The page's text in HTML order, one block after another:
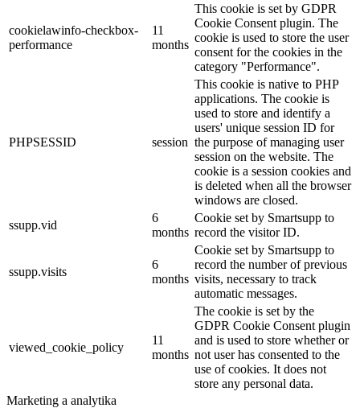
cookielawinfo-checkbox-
performance
11
months
This cookie is set by GDPR
Cookie Consent plugin. The
cookie is used to store the user
consent for the cookies in the
category "Performance".
PHPSESSID session
This cookie is native to PHP
applications. The cookie is
used to store and identify a
users' unique session ID for
the purpose of managing user
session on the website. The
cookie is a session cookies and
is deleted when all the browser
windows are closed.
ssupp.vid
6
months
Cookie set by Smartsupp to
record the visitor ID.
ssupp.visits
6
months
Cookie set by Smartsupp to
record the number of previous
visits, necessary to track
automatic messages.
viewed_cookie_policy
11
months
The cookie is set by the
GDPR Cookie Consent plugin
and is used to store whether or
not user has consented to the
use of cookies. It does not
store any personal data.
Marketing a analytika